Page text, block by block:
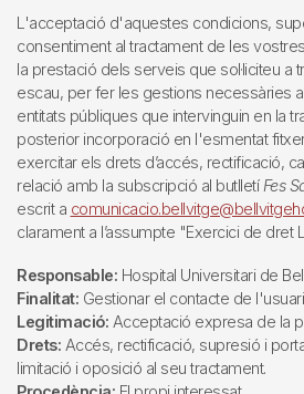
L'acceptació d'aquestes condicions,
consentiment al tractament de les
la prestació dels serveis que sol·liciteu a
escau, per fer les gestions necessàries
entitats públiques que intervinguin en la
posterior incorporació en l'esmentat
exercitar els drets d’accés, rectificació,
relació amb la subscripció al butlletí Fes
escrit a
clarament a l’assumpte "Exercici de dret
Responsable: Hospital Universitari de
Finalitat: Gestionar el contacte de l'usuari
Legitimació: Acceptació expresa de la
Drets: Accés, rectificació, supresió i
limitació i oposició al seu tractament.